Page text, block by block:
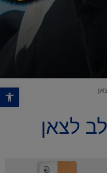
פתח סרגל נגישות
לצאן